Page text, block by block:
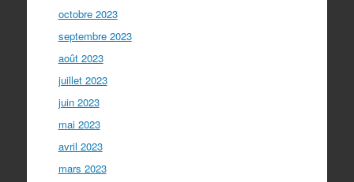
octobre 2023
septembre 2023
août 2023
juillet 2023
juin 2023
mai 2023
avril 2023
mars 2023